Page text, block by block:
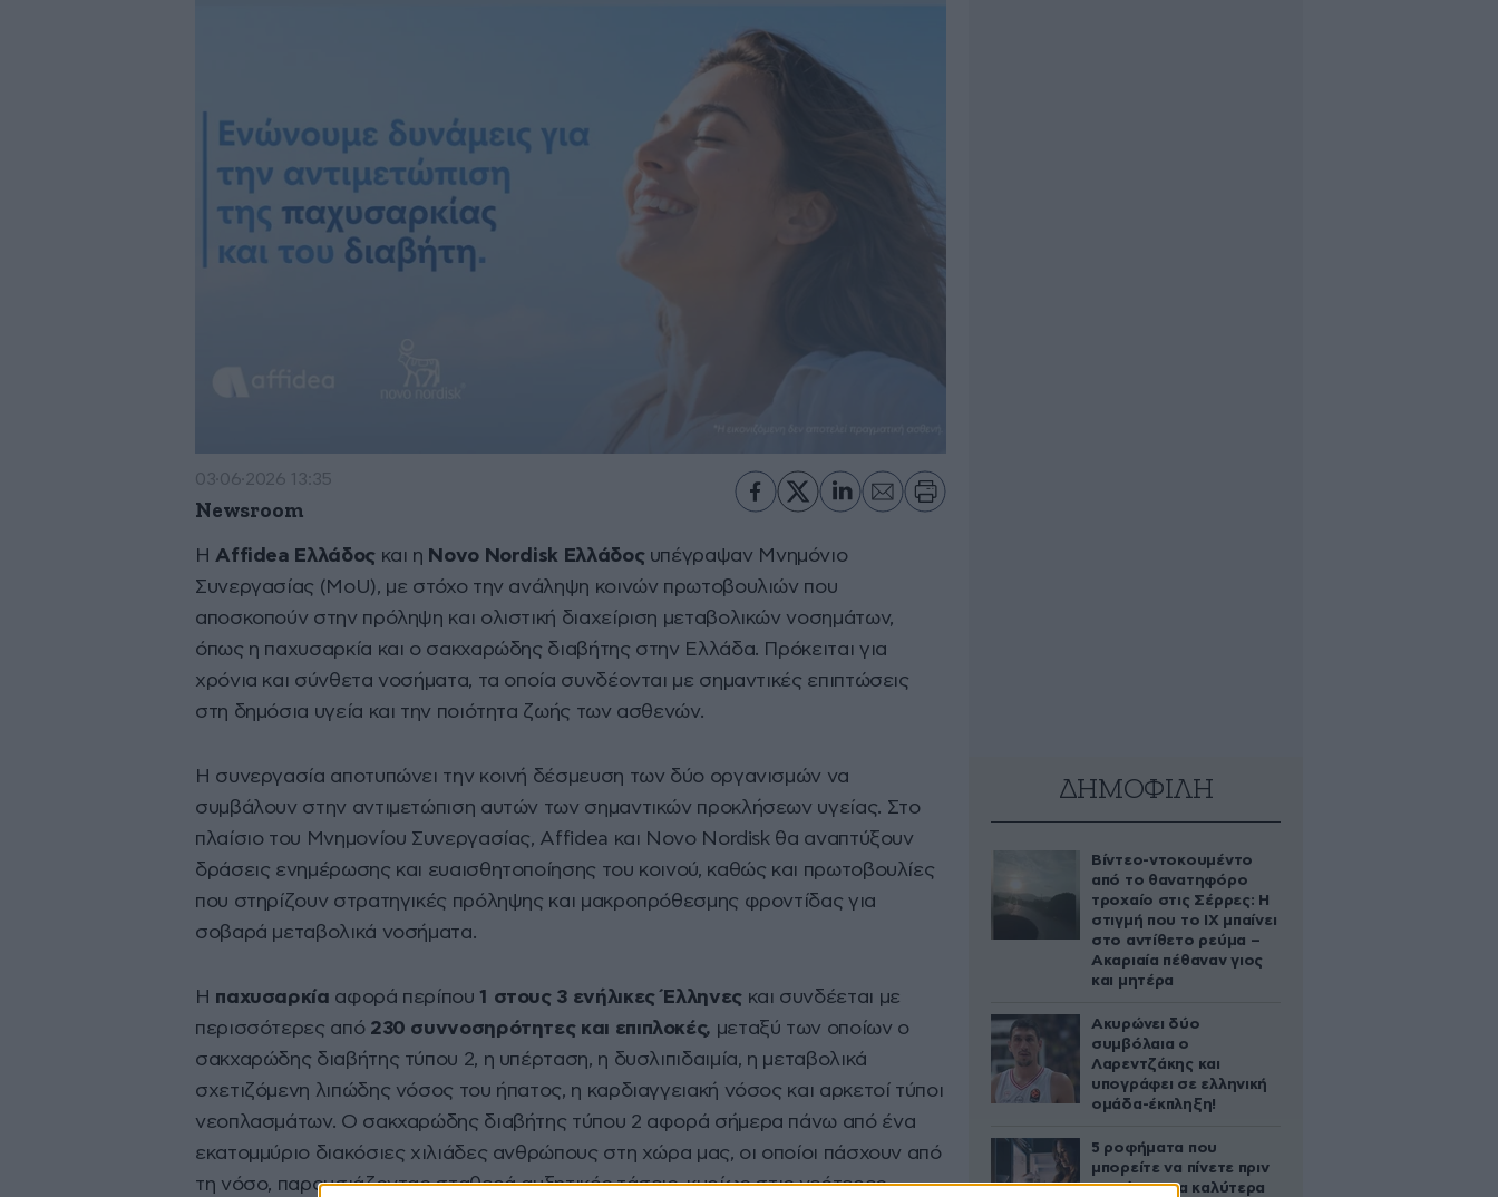
03·06·2026 13:35
Newsroom
ΗAffidea Ελλάδοςκαι η Novo Nordisk Ελλάδοςυπέγραψαν Μνημόνιο
Συνεργασίας (MoU), με στόχο την ανάληψη κοινών πρωτοβουλιών που
αποσκοπούν στην πρόληψη και ολιστική διαχείριση μεταβολικών νοσημάτων,
όπως η παχυσαρκία και ο σακχαρώδης διαβήτης στην Ελλάδα. Πρόκειται για
χρόνια και σύνθετα νοσήματα, τα οποία συνδέονται με σημαντικές επιπτώσεις
στη δημόσια υγεία και την ποιότητα ζωής των ασθενών.
Η συνεργασία αποτυπώνει την κοινή δέσμευση των δύο οργανισμών να
συμβάλουν στην αντιμετώπιση αυτών των σημαντικών προκλήσεων υγείας. Στο
πλαίσιο του Μνημονίου Συνεργασίας, Affidea και Novo Nordisk θα αναπτύξουν
δράσεις ενημέρωσης και ευαισθητοποίησης του κοινού, καθώς και πρωτοβουλίες
που στηρίζουν στρατηγικές πρόληψης και μακροπρόθεσμης φροντίδας για
σοβαρά μεταβολικά νοσήματα.
Η παχυσαρκία αφορά περίπου1 στους 3 ενήλικες Έλληνες και συνδέεται με
περισσότερες από 230 συννοσηρότητες και επιπλοκές, μεταξύ των οποίων ο
σακχαρώδης διαβήτης τύπου 2, η υπέρταση, η δυσλιπιδαιμία, η μεταβολικά
σχετιζόμενη λιπώδης νόσος του ήπατος, η καρδιαγγειακή νόσος και αρκετοί τύποι
νεοπλασμάτων. Ο σακχαρώδης διαβήτης τύπου 2 αφορά σήμερα πάνω από ένα
εκατομμύριο διακόσιες χιλιάδες ανθρώπους στη χώρα μας, οι οποίοι πάσχουν από
τη νόσο, παρουσιάζοντας σταθερά αυξητικές τάσεις, κυρίως στις νεότερες
ΔΗΜΟΦΙΛΗ
Βίντεο-ντοκουμέντο
από το θανατηφόρο
τροχαίο στις Σέρρες: Η
στιγμή που το ΙΧ μπαίνει
στο αντίθετο ρεύμα –
Ακαριαία πέθαναν γιος
και μητέρα
Ακυρώνει δύο
συμβόλαια ο
Λαρεντζάκης και
υπογράφει σε ελληνική
ομάδα-έκπληξη!
5 ροφήματα που
μπορείτε να πίνετε πριν
τον ύπνο για καλύτερα